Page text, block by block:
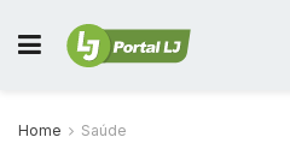
Home Saúde